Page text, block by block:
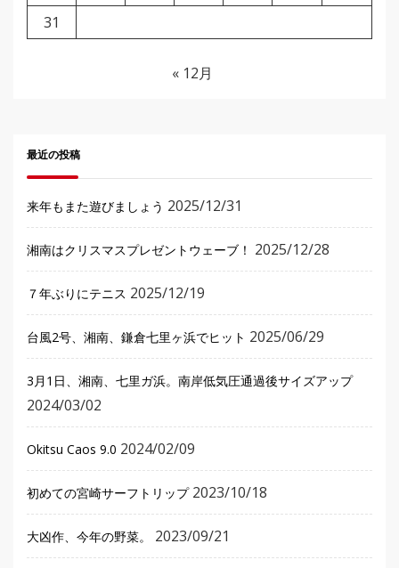
31
« 12月
最近の投稿
来年もまた遊びましょう 2025/12/31
湘南はクリスマスプレゼントウェーブ！ 2025/12/28
７年ぶりにテニス 2025/12/19
台風2号、湘南、鎌倉七里ヶ浜でヒット 2025/06/29
3月1日、湘南、七里ガ浜。南岸低気圧通過後サイズアップ
2024/03/02
Okitsu Caos 9.0 2024/02/09
初めての宮崎サーフトリップ 2023/10/18
大凶作、今年の野菜。 2023/09/21